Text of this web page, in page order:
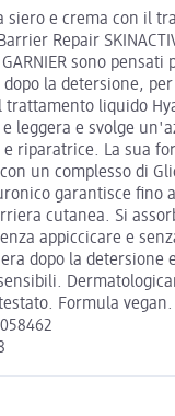
siero e crema con il
Repair
sono pensati
la detersione,
trattamento liquido
leggera e svolge
riparatrice. La sua
un complesso di
garantisce fino
cutanea. Si
appiccicare e
dopo la detersione
Formula